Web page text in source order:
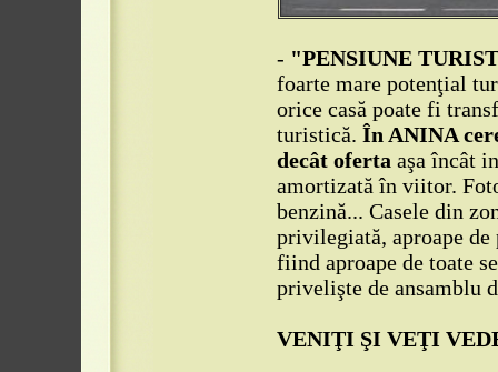
- "PENSIUNE
foarte mare potenţial
orice casă poate fi
turistică. În ANINA
decât oferta aşa încât
amortizată în viitor.
benzină... Casele din
privilegiată, aproape de
fiind aproape de toate
privelişte de ansamblu
VENIŢI ŞI VEŢI